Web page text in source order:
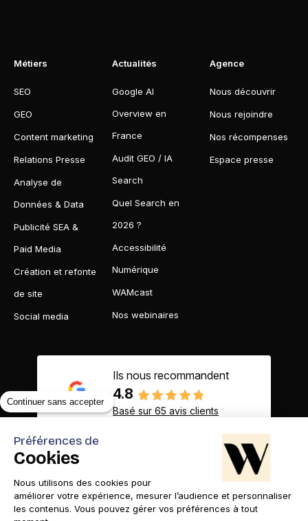
Métiers
SEO
GEO
Content marketing
Relations Presse
Analyse de
Données & Data
Publicité SEA &
Paid Media
Création et refonte
de site
Social media
Actualités
Google AI
Overview en
France
Audit GEO / IA
Search
Quel Search en
2026 ?
Accessibilité
Numérique
WAMcast
Nos webinaires
Agence
Nous découvrir
Nous rejoindre
Nos récompenses
Espace presse
Ils nous recommandent
4.8
Basé sur 65 avis clients
Contact Appelez-nous
Continuer sans accepter
Préférences de
Cookies
Nous utilisons des cookies pour
améliorer votre expérience, mesurer l’audience et personnaliser
les contenus. Vous pouvez gérer vos préférences à tout